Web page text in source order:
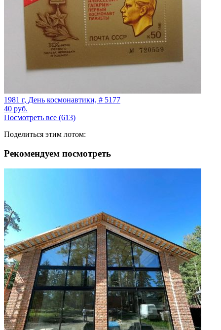
1981 г, День космонавтики, # 5177
40 руб.
Посмотреть все (613)
Поделиться этим лотом:
Рекомендуем посмотреть